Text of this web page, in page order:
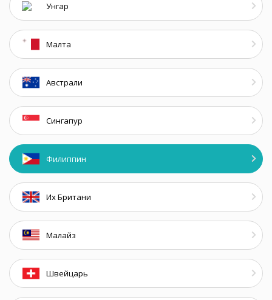
Унгар
Малта
Австрали
Сингапур
Филиппин
Их Британи
Малайз
Швейцарь